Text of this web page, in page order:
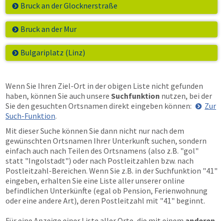
Bruck an der Glocknerstraße
Bruck an der Mur
Bulgariplatz (Linz)
Wenn Sie Ihren Ziel-Ort in der obigen Liste nicht gefunden
haben, können Sie auch unsere Suchfunktion nutzen, bei der
Sie den gesuchten Ortsnamen direkt eingeben können:
Zur
Such-Funktion.
Mit dieser Suche können Sie dann nicht nur nach dem
gewünschten Ortsnamen Ihrer Unterkunft suchen, sondern
einfach auch nach Teilen des Ortsnamens (also z.B. "gol"
statt "Ingolstadt") oder nach Postleitzahlen bzw. nach
Postleitzahl-Bereichen. Wenn Sie z.B. in der Suchfunktion "41"
eingeben, erhalten Sie eine Liste aller unserer online
befindlichen Unterkünfte (egal ob Pension, Ferienwohnung
oder eine andere Art), deren Postleitzahl mit "41" beginnt.